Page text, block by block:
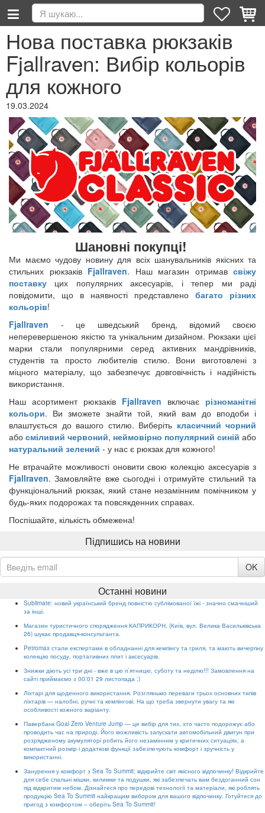
Нова поставка рюкзаків
Fjallraven: Вибір кольорів
для кожного
19.03.2024
Шановні покупці!
Ми маємо чудову новину для всіх шанувальників якісних та
стильних рюкзаків Fjallraven. Наш магазин отримав свіжу
поставку цих популярних аксесуарів, і тепер ми раді
повідомити, що в наявності представлено багато різних
кольорів!
Fjallraven
- це шведський бренд, відомий своєю
неперевершеною якістю та унікальним дизайном. Рюкзаки цієї
марки стали популярними серед активних мандрівників,
студентів та просто любителів стилю. Вони виготовлені з
міцного матеріалу, що забезпечує довговічність і надійність
використання.
Наш асортимент рюкзаків Fjallraven включає різноманітні
кольори. Ви зможете знайти той, який вам до вподоби і
влаштується до вашого стилю. Виберіть класичний чорний
або сміливий червоний, неймовірно популярний синій або
натуральний зелений - у нас є рюкзак для кожного!
Не втрачайте можливості оновити свою колекцію аксесуарів з
Fjallraven. Замовляйте вже сьогодні і отримуйте стильний та
функціональний рюкзак, який стане незамінним помічником у
будь-яких подорожах та повсякденних справах.
Поспішайте, кількість обмежена!
Підпишись на новини
OK
Останні новини
Sublimate: новий український бренд повністю сублімованої їжі - значно смачніший
за інші.
Магазин туристичного спорядження КАПРИКОРН, (Київ, вул. Велика Васильківська
26) шукає продавця-консультанта.
Petromax стали експертами в обладнанні для кемпінгу та гриля, та мають вичерпну
колекцію посуду, портативних плит і аксесуарів.
Знижки діють усі три дні - вже в цю п`ятницю, суботу та неділю!!! Замовлення на
сайті приймаємо з 00:01 29 листопада :)
Ліхтарі для щоденного використання. Розгляньмо переваги трьох основних типів
ліхтарів — налобні, ручні та кемпінгові. На що треба звернути увагу та які
особливості кожного варіанту.
Павербанк Goal Zero Venture Jump — це вибір для тих, хто часто подорожує або
проводить час на природі. Його можливість запускати автомобільний двигун при
розрядженому акумуляторі робить його незамінним у критичних ситуаціях, а
компактний розмір і додаткові функції забезпечують комфорт і зручність у
використанні.
Занурення у комфорт з Sea To Summit: відкрийте світ якісного відпочинку! Відкрийте
для себе спальні мішки, килимки та подушки, які забезпечать вам бездоганний сон
під відкритим небом. Дізнайтеся про передові технології та матеріали, які роблять
продукцію Sea To Summit найкращим вибором для вашого відпочинку. Готуйтеся до
пригод з комфортом – оберіть Sea To Summit!